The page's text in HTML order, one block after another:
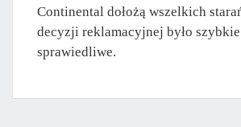
Continental dołożą wszelkich
decyzji reklamacyjnej było
sprawiedliwe.